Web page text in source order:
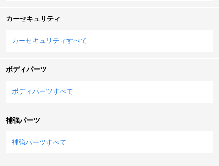
カーセキュリティ
カーセキュリティすべて
ボディパーツ
ボディパーツすべて
補強パーツ
補強パーツすべて